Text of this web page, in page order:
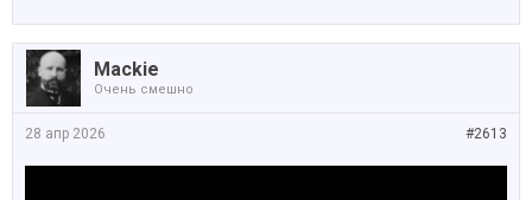
Mackie
Очень смешно
#2613
28 апр 2026